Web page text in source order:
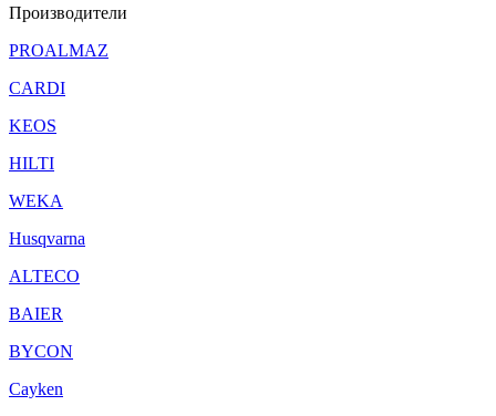
Производители
PROALMAZ
CARDI
KEOS
HILTI
WEKA
Husqvarna
ALTECO
BAIER
BYCON
Cayken